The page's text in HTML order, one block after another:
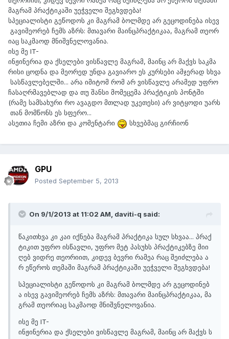
მაგრამ პრაქტიკაში უეჭველი შეგხვდება!
სპეციალისტი გეწოდოს კი მაგრამ ბოლმდე არ გეცოდინება ისევ
გავიმეორებ ჩემს აზრს: მთავარი მაინცპრაქტიკაა, მაგრამ თეორ
იაც საკმაოდ მნიშვნელოვანია.
ისე მე IT-
ინჟინერია და ქსელები ვისწავლე მაგრამ, მაინც არ მაქვს საკმა
რისი ცოდნა და მეორედ უნდა გავიარო ეს კურსები ამჯერად სხვა
სასწავლებელში... არა იმიტომ რომ არ ვისწავლე არამედ უფრო
ჩასაღრმავებლად და თუ შანსი მომეცემა პრაქტიკის პონტში
(რამე სამსახური რო ავაგდო მთლად უკეთესი) არ ვიტყოდი უარს
თან მომწონს ეს სფერო...
ასეთია ჩემი აზრი და კომენტარი
სხვებმაც გირჩიონ
GPU
Posted September 5, 2013
On 9/1/2013 at 11:02 AM, daviti-q said:
წაკითხვა კი კაი იქნება მაგრამ პრაქტიკა სულ სხვაა... პრაქ
ტიკით უფრო ისწავლი, უფრო მეტ პასუხს პრაქტიკებზე მიი
ღებ ვიდრე თეორიით, კიდევ ბევრი რამეა რაც შეიძლება ა
რ ეწეროს თემაში მაგრამ პრაქტიკაში უეჭველი შეგხვდება!
სპეციალისტი გეწოდოს კი მაგრამ ბოლმდე არ გეცოდინებ
ა ისევ გავიმეორებ ჩემს აზრს: მთავარი მაინცპრაქტიკაა, მა
გრამ თეორიაც საკმაოდ მნიშვნელოვანია.
ისე მე IT-
ინჟინერია და ქსელები ვისწავლე მაგრამ, მაინც არ მაქვს ს